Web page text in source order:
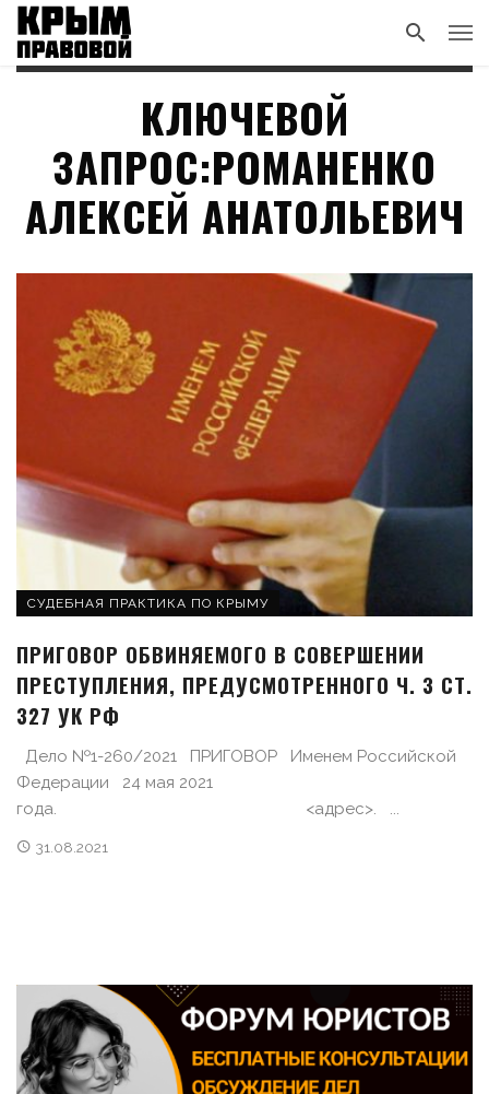
КЛЮЧЕВОЙ
ЗАПРОС:РОМАНЕНКО
АЛЕКСЕЙ АНАТОЛЬЕВИЧ
СУДЕБНАЯ ПРАКТИКА ПО КРЫМУ
ПРИГОВОР ОБВИНЯЕМОГО В СОВЕРШЕНИИ
ПРЕСТУПЛЕНИЯ, ПРЕДУСМОТРЕННОГО Ч. 3 СТ.
327 УК РФ
Дело №1-260/2021 ПРИГОВОР Именем Российской
Федерации 24 мая 2021
года. <адрес>. ...
31.08.2021